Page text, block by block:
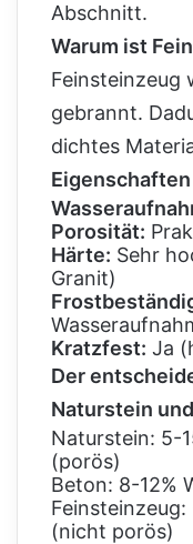
Abschnitt.
Warum ist
Feinsteinzeug
gebrannt.
dichtes
Porosität:
Härte: Sehr
Granit)
Kratzfest: Ja
Der
Naturstein
Naturstein: 5-
(porös)
Beton: 8-12%
(nicht porös)